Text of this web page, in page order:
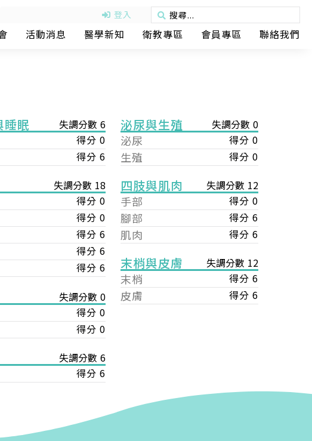
登入
活動消息 醫學新知 衛教專區 會員專區 聯絡我們
睡眠 失調分數 6
得分 0
得分 6
失調分數 18
得分 0
得分 0
得分 6
得分 6
得分 6
失調分數 0
得分 0
得分 0
失調分數 6
得分 6
泌尿與生殖 失調分數 0
泌尿 得分 0
生殖 得分 0
四肢與肌肉 失調分數 12
手部 得分 0
腳部 得分 6
肌肉 得分 6
末梢與皮膚 失調分數 12
末梢 得分 6
皮膚 得分 6